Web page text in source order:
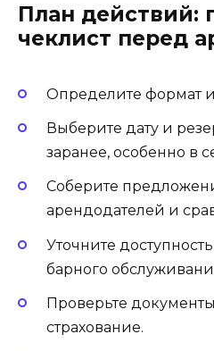
План действий:
чеклист перед
Определите формат и
Выберите дату и
заранее, особенно в
Соберите
арендодателей и
Уточните
барного
Проверьте
страхование.